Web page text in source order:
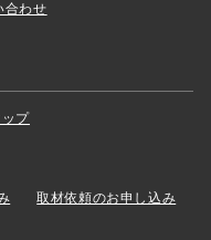
合わせ
プ
取材依頼のお申し込み